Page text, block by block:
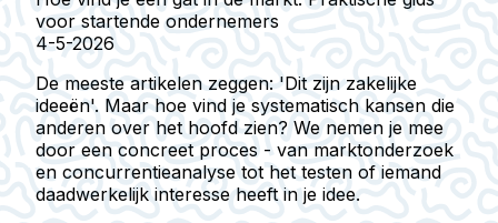
voor startende ondernemers
4-5-2026
De meeste artikelen zeggen: 'Dit zijn zakelijke
ideeën'. Maar hoe vind je systematisch kansen die
anderen over het hoofd zien? We nemen je mee
door een concreet proces - van marktonderzoek
en concurrentieanalyse tot het testen of iemand
daadwerkelijk interesse heeft in je idee.